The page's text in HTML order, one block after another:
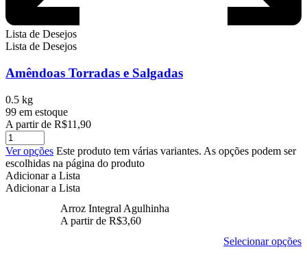
Lista de Desejos
Lista de Desejos
Amêndoas Torradas e Salgadas
0.5 kg
99 em estoque
A partir de R$11,90
Ver opções Este produto tem várias variantes. As opções podem ser
escolhidas na página do produto
Adicionar a Lista
Adicionar a Lista
Arroz Integral Agulhinha
A partir de R$3,60
Selecionar opções